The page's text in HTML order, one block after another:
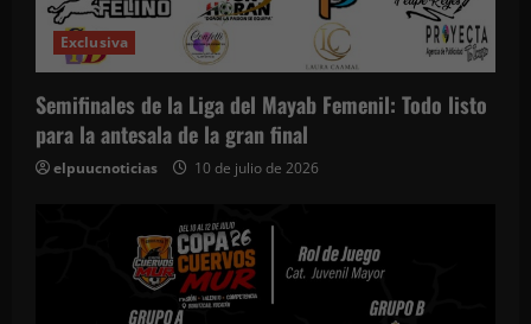
Exclusiva
Semifinales de la Liga del Mayab Femenil: Todo listo
para la antesala de la gran final
elpuucnoticias 10 de julio de 2026